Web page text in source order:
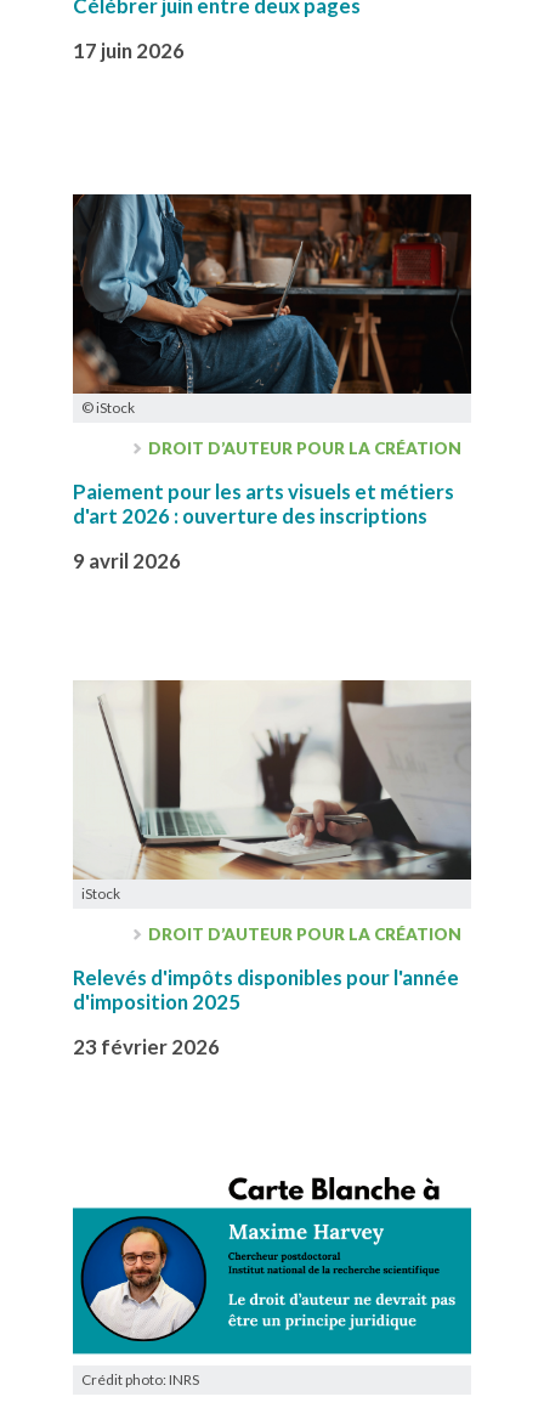
Célébrer juin entre deux pages
17 juin 2026
© iStock
DROIT D’AUTEUR POUR LA CRÉATION
Paiement pour les arts visuels et métiers
d'art 2026 : ouverture des inscriptions
9 avril 2026
iStock
DROIT D’AUTEUR POUR LA CRÉATION
Relevés d'impôts disponibles pour l'année
d'imposition 2025
23 février 2026
Crédit photo: INRS